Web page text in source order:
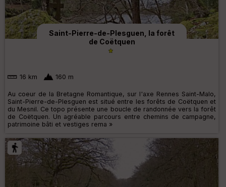
Saint-Pierre-de-Plesguen, la forêt
de Coëtquen
16 km 160 m
Au coeur de la Bretagne Romantique, sur l'axe Rennes Saint-Malo,
Saint-Pierre-de-Plesguen est situé entre les forêts de Coëtquen et
du Mesnil. Ce topo présente une boucle de randonnée vers la forêt
de Coëtquen. Un agréable parcours entre chemins de campagne,
patrimoine bâti et vestiges rema »